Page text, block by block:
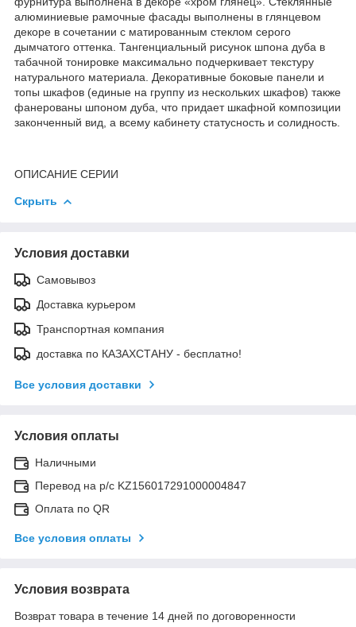
алюминиевые рамочные фасады выполнены в глянцевом
декоре в сочетании с матированным стеклом серого
дымчатого оттенка. Тангенциальный рисунок шпона дуба в
табачной тонировке максимально подчеркивает текстуру
натурального материала. Декоративные боковые панели и
топы шкафов (единые на группу из нескольких шкафов) также
фанерованы шпоном дуба, что придает шкафной композиции
законченный вид, а всему кабинету статусность и солидность.
ОПИСАНИЕ СЕРИИ
Скрыть
Условия доставки
Самовывоз
Доставка курьером
Транспортная компания
доставка по КАЗАХСТАНУ - бесплатно!
Все условия доставки
Условия оплаты
Наличными
Перевод на р/с KZ156017291000004847
Оплата по QR
Все условия оплаты
Условия возврата
Возврат товара в течение 14 дней по договоренности